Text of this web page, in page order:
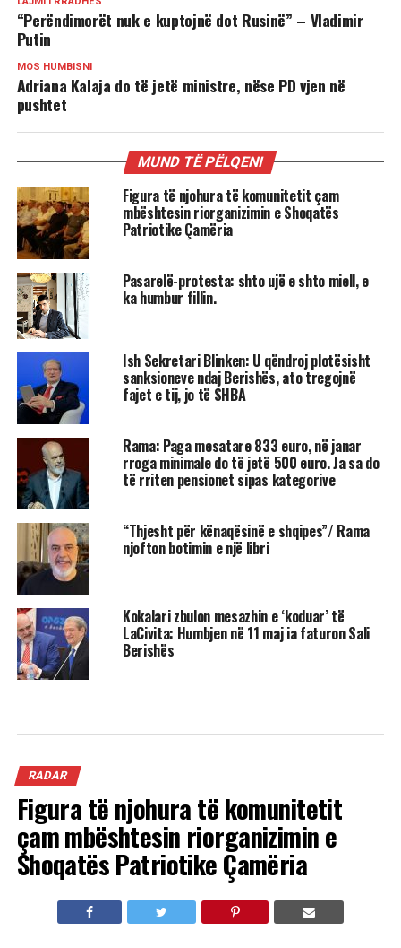
“Perëndimorët nuk e kuptojnë dot Rusinë” – Vladimir
Putin
MOS HUMBISNI
Adriana Kalaja do të jetë ministre, nëse PD vjen në
pushtet
MUND TË PËLQENI
Figura të njohura të komunitetit çam
mbështesin riorganizimin e Shoqatës
Patriotike Çamëria
Pasarelë-protesta: shto ujë e shto miell, e
ka humbur fillin.
Ish Sekretari Blinken: U qëndroj plotësisht
sanksioneve ndaj Berishës, ato tregojnë
fajet e tij, jo të SHBA
Rama: Paga mesatare 833 euro, në janar
rroga minimale do të jetë 500 euro. Ja sa do
të rriten pensionet sipas kategorive
“Thjesht për kënaqësinë e shqipes”/ Rama
njofton botimin e një libri
Kokalari zbulon mesazhin e ‘koduar’ të
LaCivita: Humbjen në 11 maj ia faturon Sali
Berishës
RADAR
Figura të njohura të komunitetit
çam mbështesin riorganizimin e
Shoqatës Patriotike Çamëria